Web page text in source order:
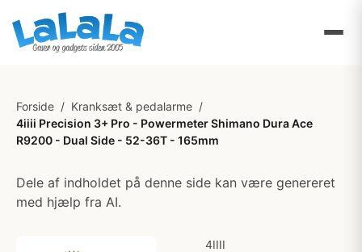
Forside / Kranksæt & pedalarme /
4iiii Precision 3+ Pro - Powermeter Shimano Dura Ace
R9200 - Dual Side - 52-36T - 165mm
Dele af indholdet på denne side kan være genereret
med hjælp fra AI.
4IIII